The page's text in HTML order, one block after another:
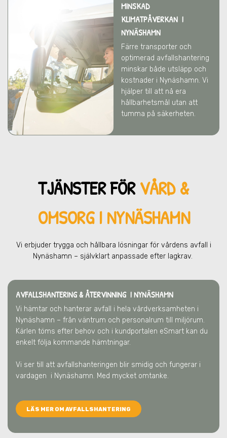
MINSKAD
KLIMATPÅVERKAN I
NYNÄSHAMN
Färre transporter och
optimerad avfallshantering
minskar både utsläpp och
kostnader i Nynäshamn. Vi
hjälper till att nå era
hållbarhetsmål utan att
tumma på säkerheten.
TJÄNSTER FÖRVÅRD &
OMSORG I NYNÄSHAMN
Vi erbjuder trygga och hållbara lösningar för vårdens avfall i
Nynäshamn – självklart anpassade efter lagkrav.
AVFALLSHANTERING & ÅTERVINNING I NYNÄSHAMN
Vi hämtar och hanterar avfall i hela vårdverksamheten i
Nynäshamn – från väntrum och personalrum till miljörum.
Kärlen töms efter behov och i kundportalen eSmart kan du
enkelt följa kommande hämtningar.
Vi ser till att avfallshanteringen blir smidig och fungerar i
vardagen i Nynäshamn. Med mycket omtanke.
LÄS MER OM AVFALLSHANTERING